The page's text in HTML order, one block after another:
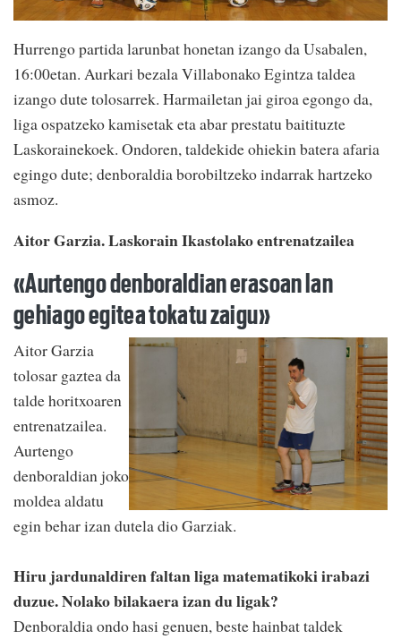
Hurrengo partida larunbat honetan izango da Usabalen,
16:00etan. Aurkari bezala Villabonako Egintza taldea
izango dute tolosarrek. Harmailetan jai giroa egongo da,
liga ospatzeko kamisetak eta abar prestatu baitituzte
Laskorainekoek. Ondoren, taldekide ohiekin batera afaria
egingo dute; denboraldia borobiltzeko indarrak hartzeko
asmoz.
Aitor Garzia. Laskorain Ikastolako entrenatzailea
«Aurtengo denboraldian erasoan lan
gehiago egitea tokatu zaigu»
Aitor Garzia
tolosar gaztea da
talde horitxoaren
entrenatzailea.
Aurtengo
denboraldian joko
moldea aldatu
egin behar izan dutela dio Garziak.
Hiru jardunaldiren faltan liga matematikoki irabazi
duzue. Nolako bilakaera izan du ligak?
Denboraldia ondo hasi genuen, beste hainbat taldek